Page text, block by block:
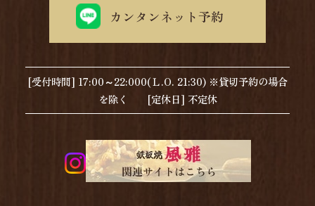
カンタンネット予約
[受付時間] 17:00～22:000(Ｌ.O. 21:30) ※貸切予約の場合
を除く [定休日] 不定休